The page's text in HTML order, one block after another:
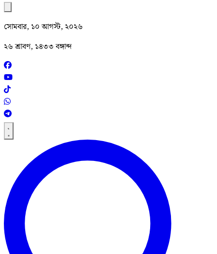
সোমবার, ১০ আগস্ট, ২০২৬
২৬ শ্রাবণ, ১৪৩৩ বঙ্গাব্দ